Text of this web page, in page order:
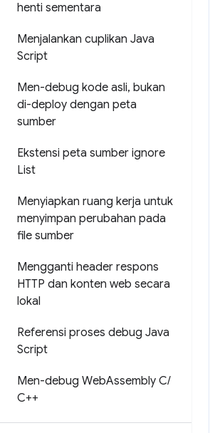
henti sementara
Menjalankan cuplikan Java
Script
Men-debug kode asli, bukan
di-deploy dengan peta
sumber
Ekstensi peta sumber ignore
List
Menyiapkan ruang kerja untuk
menyimpan perubahan pada
file sumber
Mengganti header respons
HTTP dan konten web secara
lokal
Referensi proses debug Java
Script
Men-debug WebAssembly C/
C++